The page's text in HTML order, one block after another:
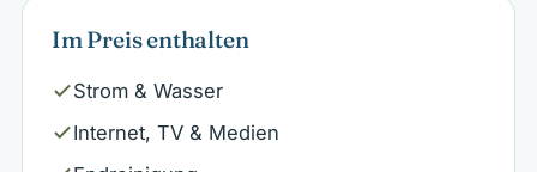
Im Preis enthalten
Strom & Wasser
Internet, TV & Medien